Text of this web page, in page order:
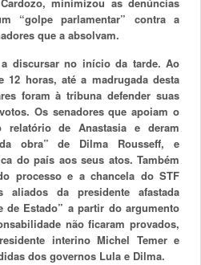
“golpe parlamentar” contra a
que a absolvam.
a discursar no início da tarde. Ao
12 horas, até a madrugada desta
foram à tribuna defender suas
Os senadores que apoiam o
relatório de Anastasia e deram
obra” de Dilma Rousseff, e
do país aos seus atos. Também
processo e a chancela do STF
da presidente afastada
de Estado” a partir do argumento
não ficaram provados,
interino Michel Temer e
dos governos Lula e Dilma.